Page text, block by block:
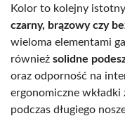
Kolor to kolejny
czarny, brązowy czy
wieloma elementami
również solidne
oraz odporność na
ergonomiczne wkładki
podczas długiego